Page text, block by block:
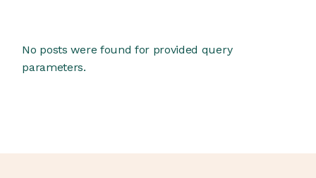
No posts were found for provided query
parameters.